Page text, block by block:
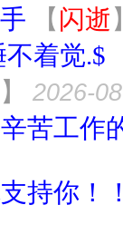
【 闪逝
着觉.$
】 2026-
苦工作
持你！